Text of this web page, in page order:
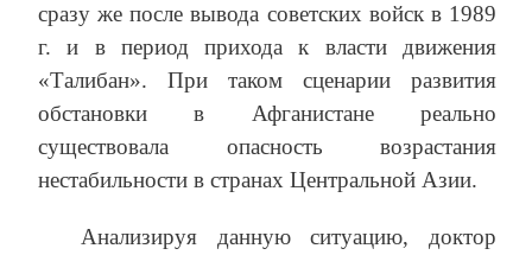
сразу же после вывода советских войск в 1989
г. и в период прихода к власти движения
«Талибан». При таком сценарии развития
обстановки в Афганистане реально
существовала опасность возрастания
нестабильности в странах Центральной Азии.
Анализируя данную ситуацию, доктор